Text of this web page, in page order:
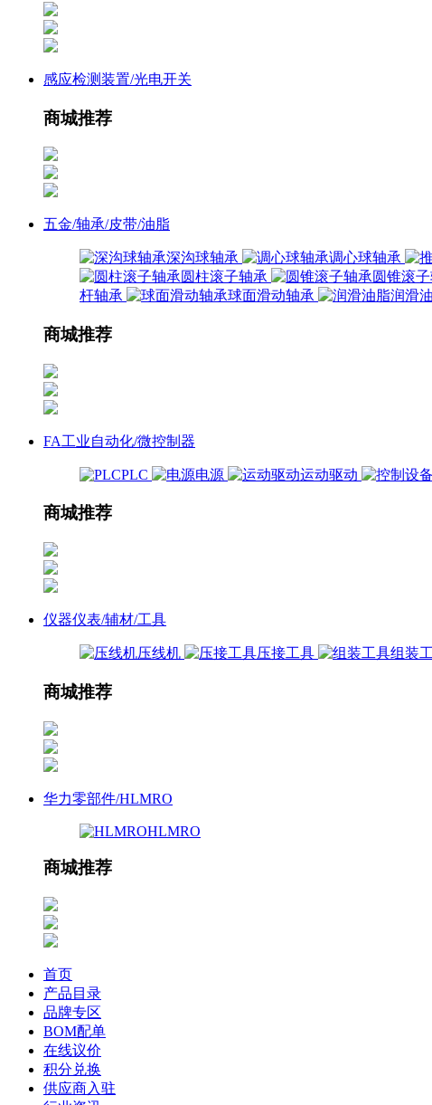
感应检测装置/光电开关
商城推荐
五金/轴承/皮带/油脂
深沟球轴承 调心球轴承
圆柱滚子轴承
圆锥滚
杆轴承
球面滑动轴承 润滑
商城推荐
FA工业自动化/微控制器
PLC 电源 运动驱动
商城推荐
仪器仪表/辅材/工具
压线机 压接工具 组装
商城推荐
华力零部件/HLMRO
HLMRO
商城推荐
首页
产品目录
品牌专区
BOM配单
在线议价
积分兑换
供应商入驻